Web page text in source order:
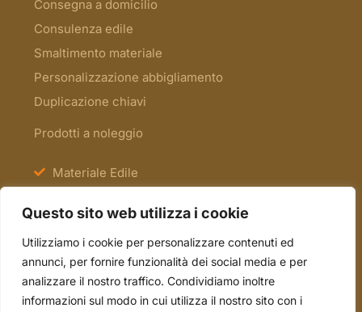
Questo sito web utilizza i cookie
Utilizziamo i cookie per personalizzare contenuti ed
annunci, per fornire funzionalità dei social media e per
analizzare il nostro traffico. Condividiamo inoltre
informazioni sul modo in cui utilizza il nostro sito con i
Consegna a domicilio
Consulenza edile
Smaltimento materiale
Personalizzazione abbigliamento
Duplicazione chiavi
Prodotti a noleggio
Materiale Edile
Scale e Ponteggi
Occasioni